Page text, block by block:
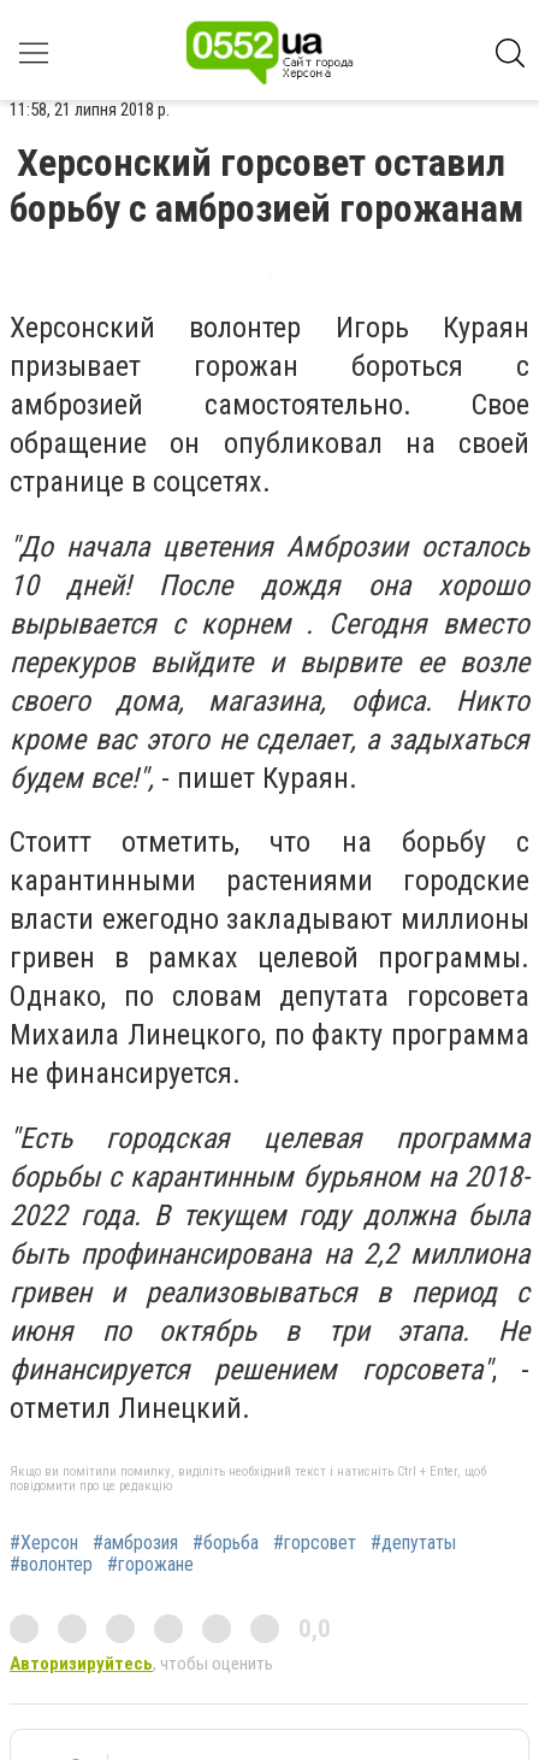
11:58, 21 липня 2018 р.
Херсонский горсовет оставил
борьбу с амброзией горожанам
Херсонский волонтер Игорь Кураян
призывает горожан бороться с
амброзией самостоятельно. Свое
обращение он опубликовал на своей
странице в соцсетях.
"До начала цветения Амброзии осталось
10 дней! После дождя она хорошо
вырывается с корнем . Сегодня вместо
перекуров выйдите и вырвите ее возле
своего дома, магазина, офиса. Никто
кроме вас этого не сделает, а задыхаться
будем все!", - пишет Кураян.
Стоитт отметить, что на борьбу с
карантинными растениями городские
власти ежегодно закладывают миллионы
гривен в рамках целевой программы.
Однако, по словам депутата горсовета
Михаила Линецкого, по факту программа
не финансируется.
"Есть городская целевая программа
борьбы с карантинным бурьяном на 2018-
2022 года. В текущем году должна была
быть профинансирована на 2,2 миллиона
гривен и реализовываться в период с
июня по октябрь в три этапа. Не
финансируется решением горсовета", -
отметил Линецкий.
Якщо ви помітили помилку, виділіть необхідний текст і натисніть Ctrl + Enter, щоб
повідомити про це редакцію
#Херсон #амброзия #борьба #горсовет
#депутаты
#волонтер
#горожане
0,0
Авторизируйтесь, чтобы оценить